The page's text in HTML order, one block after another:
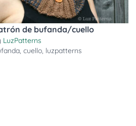
de bufanda/cuello
LuzPatterns
, cuello, luzpatterns